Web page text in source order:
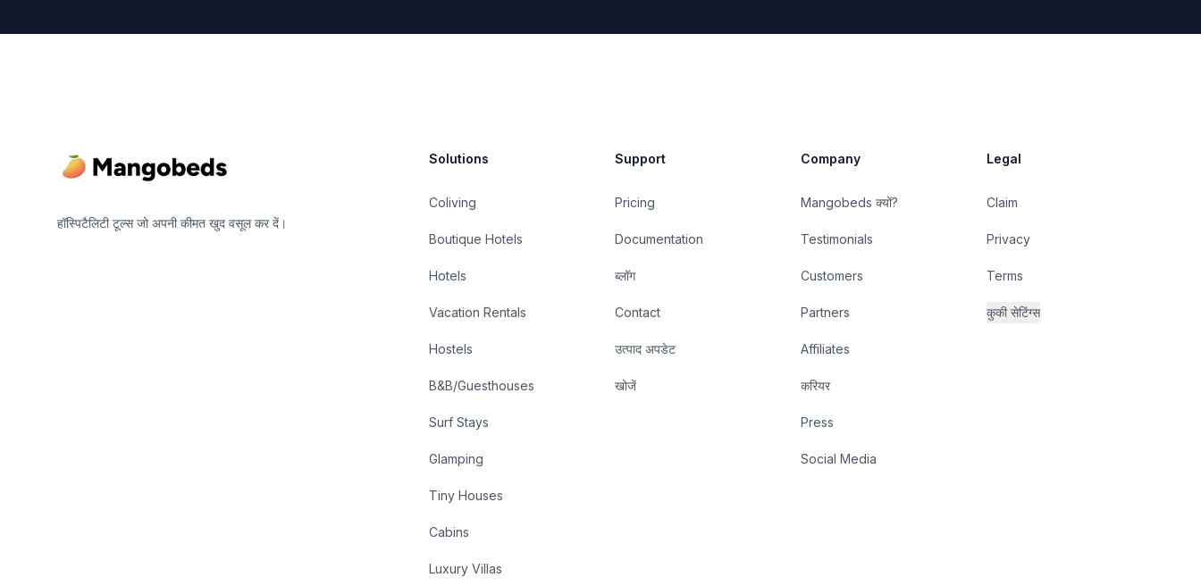
हॉस्पिटैलिटी टूल्स जो अपनी कीमत खुद वसूल कर दें।
Solutions
Coliving
Boutique Hotels
Hotels
Vacation Rentals
Hostels
B&B/Guesthouses
Surf Stays
Glamping
Tiny Houses
Cabins
Luxury Villas
Support
Pricing
Documentation
ब्लॉग
Contact
उत्पाद अपडेट
खोजें
Company
Mangobeds क्यों?
Testimonials
Customers
Partners
Affiliates
करियर
Press
Social Media
Legal
Claim
Privacy
Terms
कुकी सेटिंग्स